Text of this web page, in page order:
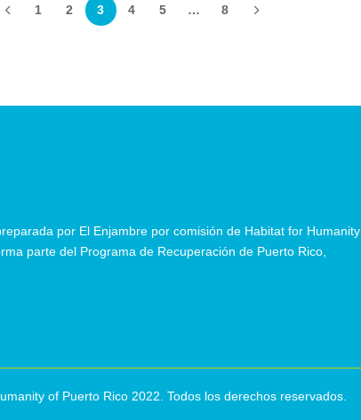
1 2 3 4 5 … 8
por El Enjambre por comisión de Habitat for Humanity
parte del Programa de Recuperaciónde Puerto Rico,
of Puerto Rico 2022. Todos los derechos reservados.